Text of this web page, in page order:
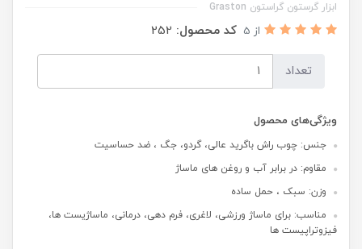
ابزار گرستون گراستون Graston
از 5 کد محصول: 252
تعداد
ویژگی‌های محصول
جنس: چوب راش باگرید عالی، گردو، جگ ، ضد حساسیت
مقاوم: در برابر آب و روغن های ماساژ
وزن: سبک ، حمل ساده
مناسب: برای ماساژ ورزشی، لاغری، فرم دهی، درمانی، ماساژیست ها،
فیزوتراپیست ها